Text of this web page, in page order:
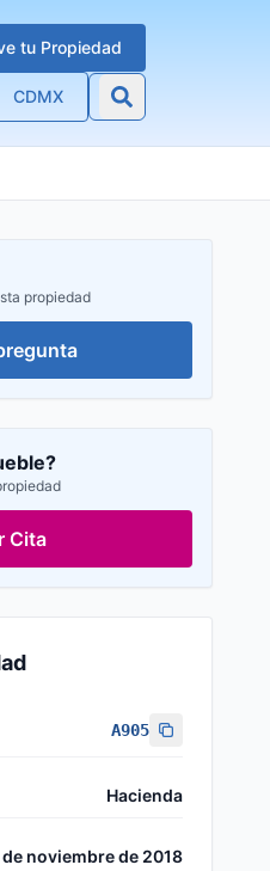
tu Propiedad
CDMX
propiedad
Cita
A905
Hacienda
de noviembre de 2018